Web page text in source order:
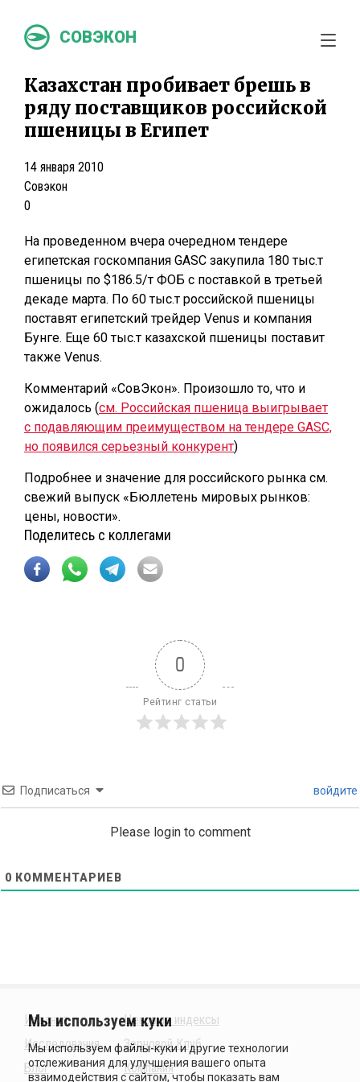
СОВЭКОН
Казахстан пробивает брешь в
ряду поставщиков российской
пшеницы в Египет
14 января 2010
Совэкон
0
На проведенном вчера очередном тендере
египетская госкомпания GASC закупила 180 тыс.т
пшеницы по $186.5/т ФОБ с поставкой в третьей
декаде марта. По 60 тыс.т российской пшеницы
поставят египетский трейдер Venus и компания
Бунге. Еще 60 тыс.т казахской пшеницы поставит
также Venus.
Комментарий «СовЭкон». Произошло то, что и
ожидалось (см. Российская пшеница выигрывает
с подавляющим преимуществом на тендере GASC,
но появился серьезный конкурент)
Подробнее и значение для российского рынка см.
свежий выпуск «Бюллетень мировых рынков:
цены, новости».
Поделитесь с коллегами
0
Рейтинг статьи
Подписаться войдите
Please login to comment
0 КОММЕНТАРИЕВ
Издания
Исследования
Блог
Ценовые индексы
Зерновой Клуб
Компания